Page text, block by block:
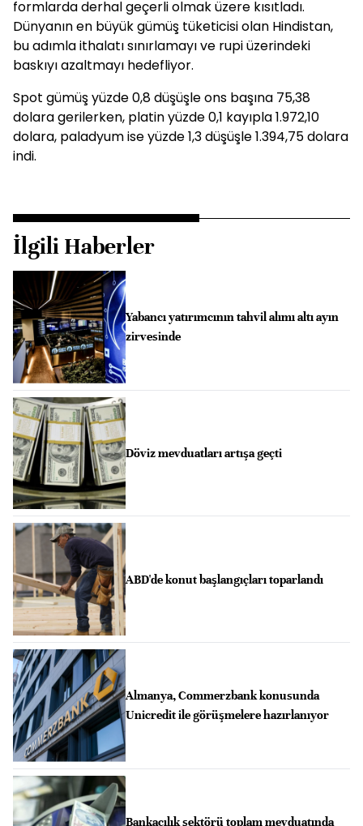
formlarda derhal geçerli olmak üzere kısıtladı.
Dünyanın en büyük gümüş tüketicisi olan Hindistan,
bu adımla ithalatı sınırlamayı ve rupi üzerindeki
baskıyı azaltmayı hedefliyor.
Spot gümüş yüzde 0,8 düşüşle ons başına 75,38
dolara gerilerken, platin yüzde 0,1 kayıpla 1.972,10
dolara, paladyum ise yüzde 1,3 düşüşle 1.394,75 dolara
indi.
İlgili Haberler
Yabancı yatırımcının tahvil alımı altı ayın
zirvesinde
Döviz mevduatları artışa geçti
ABD'de konut başlangıçları toparlandı
Almanya, Commerzbank konusunda
Unicredit ile görüşmelere hazırlanıyor
Bankacılık sektörü toplam mevduatında